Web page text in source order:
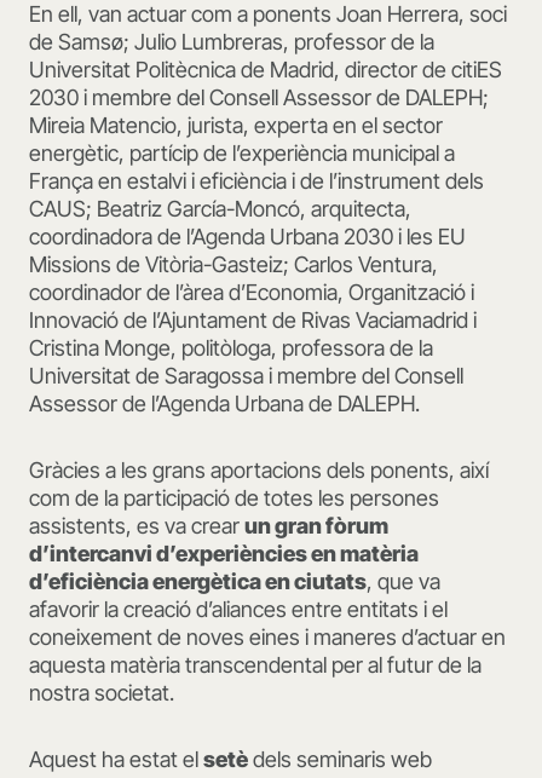
En ell, van actuar com a ponents Joan Herrera, soci
de Samsø; Julio Lumbreras, professor de la
Universitat Politècnica de Madrid, director de citiES
2030 i membre del Consell Assessor de DALEPH;
Mireia Matencio, jurista, experta en el sector
energètic, partícip de l’experiència municipal a
França en estalvi i eficiència i de l’instrument dels
CAUS; Beatriz García-Moncó, arquitecta,
coordinadora de l’Agenda Urbana 2030 i les EU
Missions de Vitòria-Gasteiz; Carlos Ventura,
coordinador de l’àrea d’Economia, Organització i
Innovació de l’Ajuntament de Rivas Vaciamadrid i
Cristina Monge, politòloga, professora de la
Universitat de Saragossa i membre del Consell
Assessor de l’Agenda Urbana de DALEPH.
Gràcies a les grans aportacions dels ponents, així
com de la participació de totes les persones
assistents, es va crearun gran fòrum
d’intercanvi d’experiències en matèria
d’eficiència energètica en ciutats, que va
afavorir la creació d’aliances entre entitats i el
coneixement de noves eines i maneres d’actuar en
aquesta matèria transcendental per al futur de la
nostra societat.
Aquest ha estat elsetèdels seminaris web